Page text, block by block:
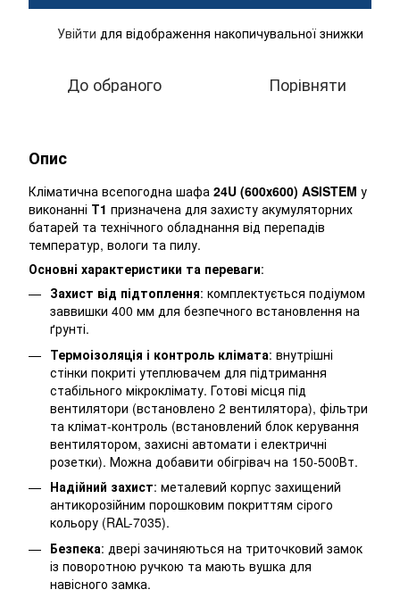
Увійти для відображення накопичувальної знижки
До обраного Порівняти
Опис
Кліматична всепогодна шафа 24U (600х600) ASISTEM у
виконанні Т1 призначена для захисту акумуляторних
батарей та технічного обладнання від перепадів
температур, вологи та пилу.
Основні характеристики та переваги:
Захист від підтоплення: комплектується подіумом
заввишки 400 мм для безпечного встановлення на
ґрунті.
Термоізоляція і контроль клімата: внутрішні
стінки покриті утеплювачем для підтримання
стабільного мікроклімату. Готові місця під
вентилятори (встановлено 2 вентилятора), фільтри
та клімат-контроль (встановлений блок керування
вентилятором, захисні автомати і електричні
розетки). Можна добавити обігрівач на 150-500Вт.
Надійний захист: металевий корпус захищений
антикорозійним порошковим покриттям сірого
кольору (RAL-7035).
Безпека: двері зачиняються на триточковий замок
із поворотною ручкою та мають вушка для
навісного замка.